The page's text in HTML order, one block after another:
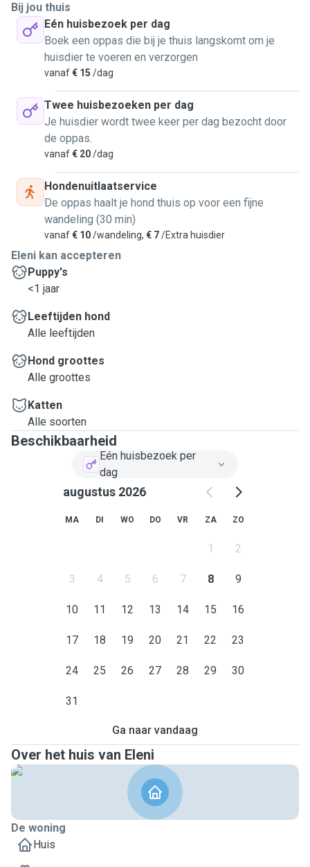
litter boxes, and keeping them company.
I’m clean, reliable, and respectful of both pets and homes. I
always follow instructions carefully and show up on time.
My cat is very demanding health and personality wise so I
know from first hand the impotance of a regular schedule.
My goal is to make sure pets are happy and well cared for,
and to give owners peace of mind while they’re away.
Bij jou thuis
Eén huisbezoek per dag
Boek een oppas die bij je thuis langskomt om je
huisdier te voeren en verzorgen
vanaf€ 15 /dag
Twee huisbezoeken per dag
Je huisdier wordt twee keer per dag bezocht door
de oppas.
vanaf€ 20/dag
Hondenuitlaatservice
De oppas haalt je hond thuis op voor een fijne
wandeling (30 min)
vanaf€ 10/wandeling, € 7/Extra huisdier
Eleni kan accepteren
Puppy's
<1 jaar
Leeftijden hond
Alle leeftijden
Hond groottes
Alle groottes
Katten
Alle soorten
Beschikbaarheid
Eén huisbezoek per
dag
augustus 2026
MA DI WO DO VR ZA ZO
1 2
3 4 5 6 7 8 9
10 11 12 13 14 15 16
17 18 19 20 21 22 23
24 25 26 27 28 29 30
31
Ga naar vandaag
Over het huis van Eleni
De woning
Huis